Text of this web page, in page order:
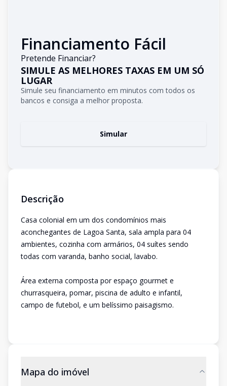
Financiamento Fácil
Pretende Financiar?
SIMULE AS MELHORES TAXAS EM UM SÓ
LUGAR
Simule seu financiamento em minutos com todos os
bancos e consiga a melhor proposta.
Simular
Descrição
Casa colonial em um dos condomínios mais
aconchegantes de Lagoa Santa, sala ampla para 04
ambientes, cozinha com armários, 04 suítes sendo
todas com varanda, banho social, lavabo.
Área externa composta por espaço gourmet e
churrasqueira, pomar, piscina de adulto e infantil,
campo de futebol, e um belíssimo paisagismo.
Mapa do imóvel